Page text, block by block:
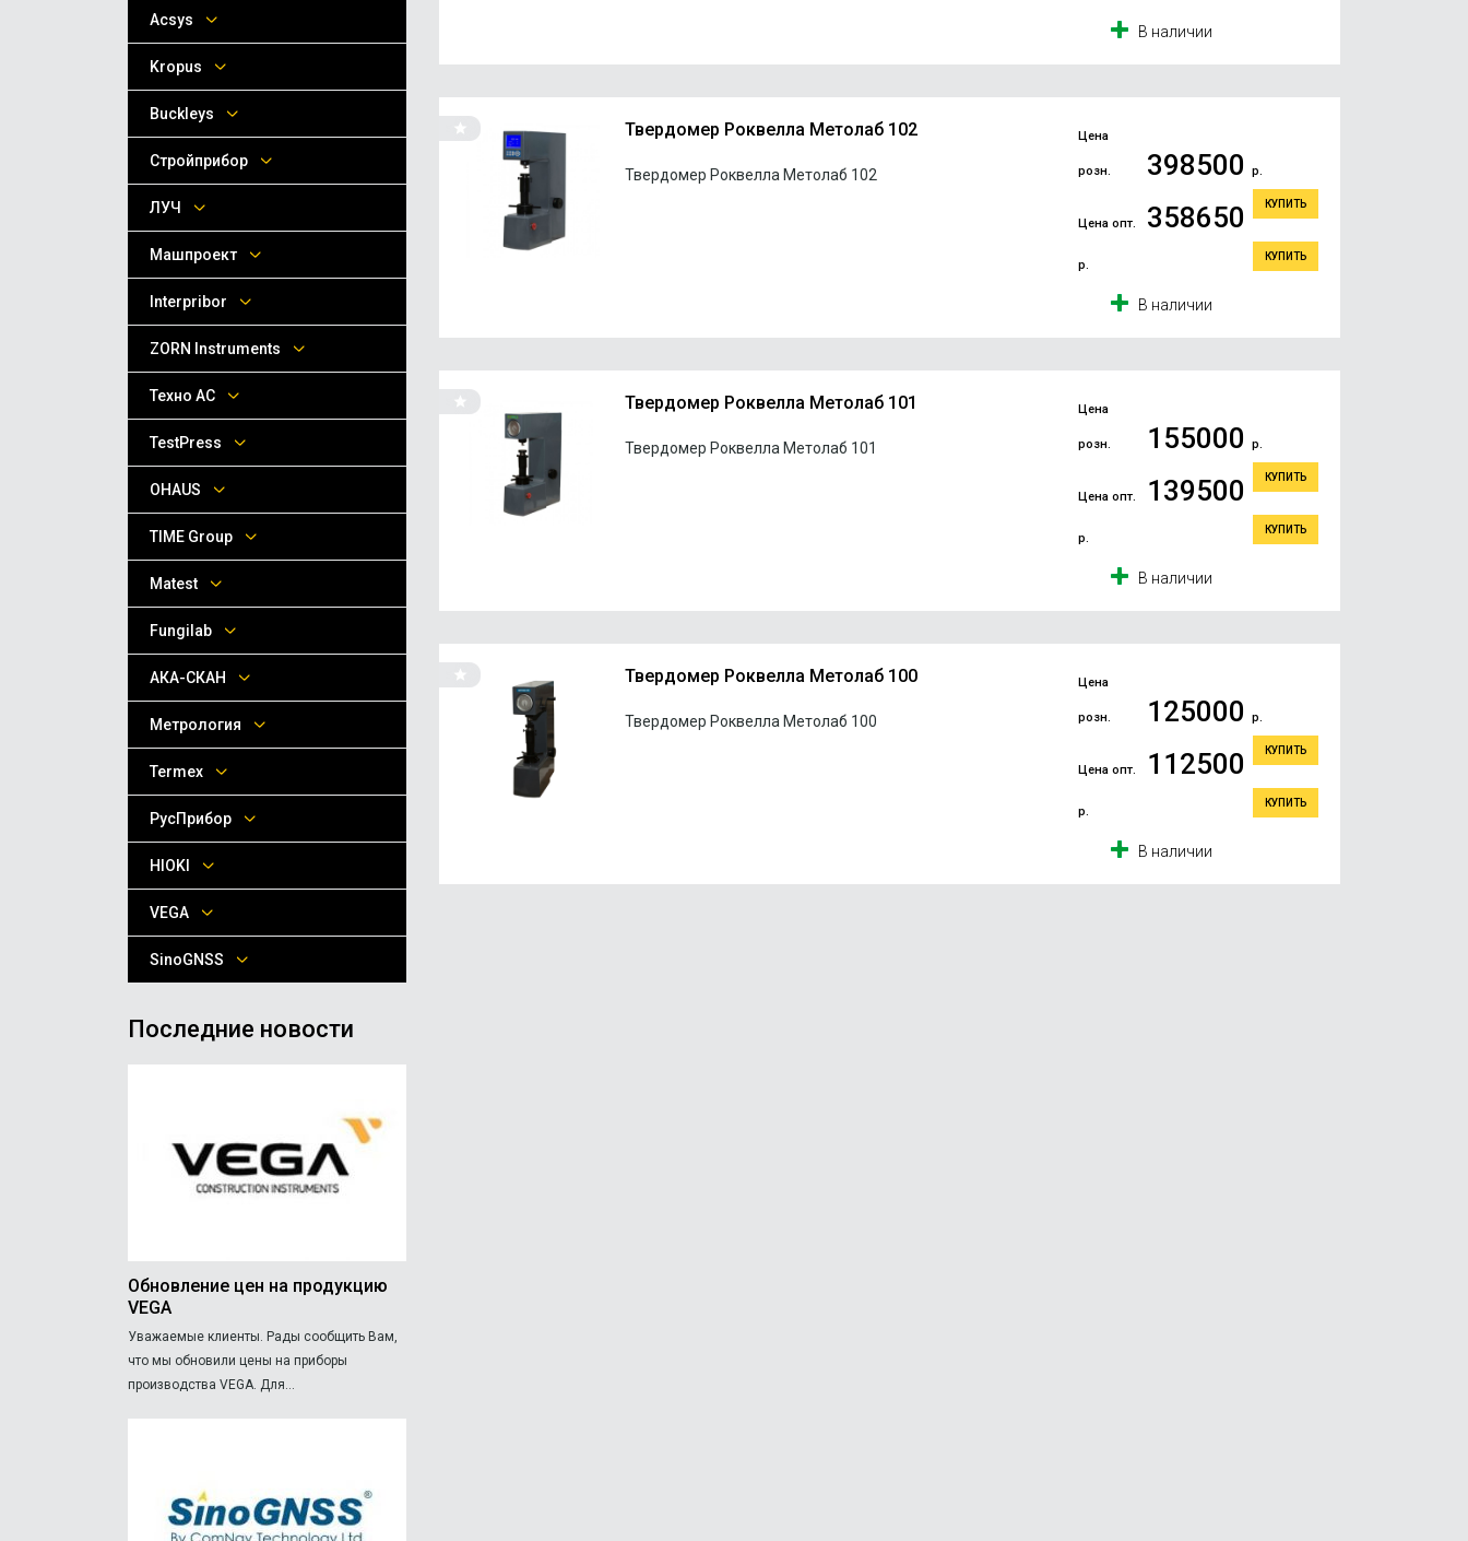
В наличии
Твердомер Роквелла Метолаб 102
Твердомер Роквелла Метолаб 102
Цена
розн. 398500 р.
КУПИТЬ
Цена опт. 358650
р.
КУПИТЬ
В наличии
Твердомер Роквелла Метолаб 101
Твердомер Роквелла Метолаб 101
Цена
розн. 155000 р.
КУПИТЬ
Цена опт. 139500
р.
КУПИТЬ
В наличии
Твердомер Роквелла Метолаб 100
Твердомер Роквелла Метолаб 100
Цена
розн. 125000 р.
КУПИТЬ
Цена опт. 112500
р.
КУПИТЬ
В наличии
Acsys
Kropus
Buckleys
Стройприбор
ЛУЧ
Машпроект
Interpribor
ZORN Instruments
Техно АС
TestPress
OHAUS
TIME Group
Matest
Fungilab
АКА-СКАН
Метрология
Termex
РусПрибор
HIOKI
VEGA
SinoGNSS
Последние новости
Обновление цен на продукцию
VEGA
Уважаемые клиенты. Рады сообщить Вам,
что мы обновили цены на приборы
производства VEGA. Для...